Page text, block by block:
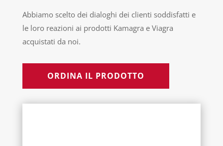
Abbiamo scelto dei dialoghi dei clienti soddisfatti e
le loro reazioni ai prodotti Kamagra e Viagra
acquistati da noi.
ORDINA IL PRODOTTO